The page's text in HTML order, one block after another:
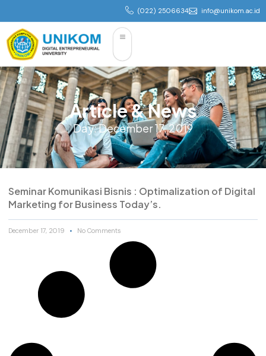
(022) 2506634 info@unikom.ac.id
Article & News
Day: December 17, 2019
Seminar Komunikasi Bisnis : Optimalization of Digital
Marketing for Business Today’s.
December 17, 2019 No Comments